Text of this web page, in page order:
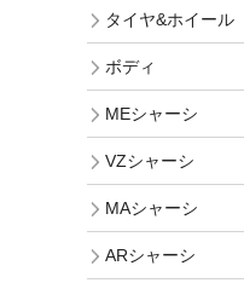
タイヤ&ホイール
ボディ
MEシャーシ
VZシャーシ
MAシャーシ
ARシャーシ